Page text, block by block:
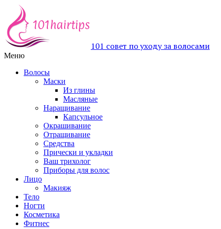
101 совет по уходу за волосами
Меню
Волосы
Маски
Из глины
Масляные
Наращивание
Капсульное
Окрашивание
Отращивание
Средства
Прически и укладки
Ваш трихолог
Приборы для волос
Лицо
Макияж
Тело
Ногти
Косметика
Фитнес